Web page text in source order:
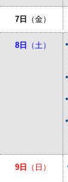
7日 （金）
8日 （土）
9日 （日）